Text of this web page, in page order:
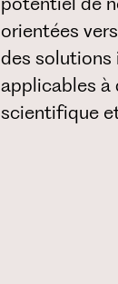
orientées
des solutions
applicables à
scientifique